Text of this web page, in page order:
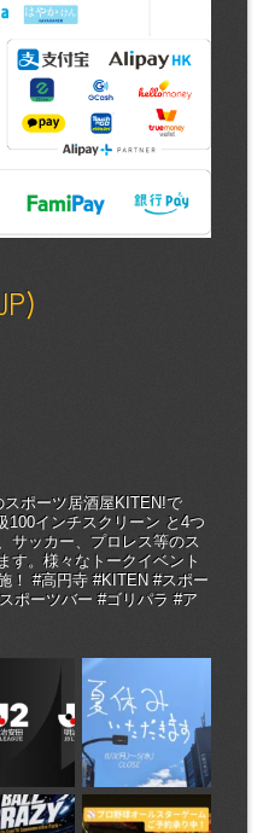
ポーツ居酒屋KITEN!で
100インチスクリーン と4つ
サッカー、プロレス等のス
す。様々なトークイベント
！ #高円寺 #KITEN #スポー
ポーツバー #ゴリパラ #ア